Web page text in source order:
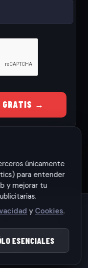
GRATIS →
reservados.
únicamente
para entender
y mejorar tu
y Cookies.
ESENCIALES